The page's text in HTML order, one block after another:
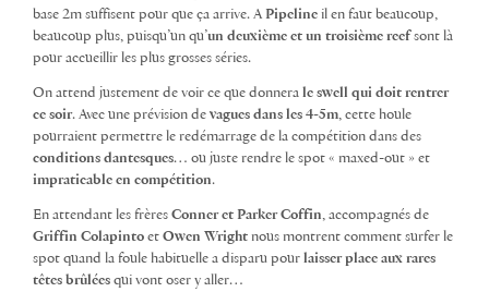
base 2m suffisent pour que ça arrive. A Pipeline il en faut beaucoup,
beaucoup plus, puisqu’un qu’un deuxième et un troisième reef sont là
pour accueillir les plus grosses séries.
On attend justement de voir ce que donnera le swell qui doit rentrer
ce soir. Avec une prévision de vagues dans les 4-5m, cette houle
pourraient permettre le redémarrage de la compétition dans des
conditions dantesques… ou juste rendre le spot « maxed-out » et
impraticable en compétition.
En attendant les frères Conner et Parker Coffin, accompagnés de
Griffin Colapinto et Owen Wright nous montrent comment surfer le
spot quand la foule habituelle a disparu pour laisser place aux rares
têtes brûlées qui vont oser y aller…